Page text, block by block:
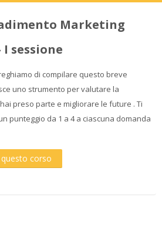
Marketing
sessione
di compilare questo breve
uno strumento per valutare la
preso parte e migliorare le future . Ti
punteggio da 1 a 4 a ciascuna domanda
corso